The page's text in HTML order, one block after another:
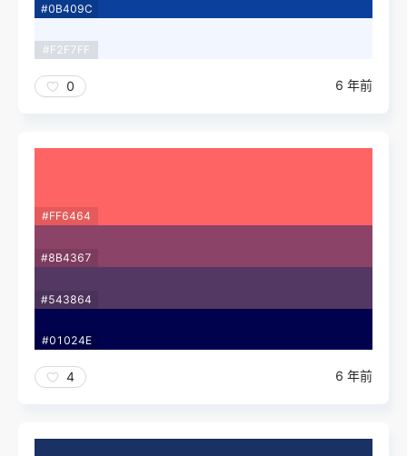
#0B409C
#F2F7FF
0 6 年前
#FF6464
#8B4367
#543864
#01024E
4 6 年前